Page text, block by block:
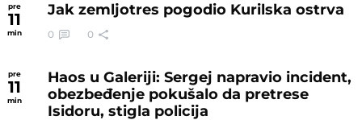
pre
11
min
Jak zemljotres pogodio Kurilska ostrva
0 0
pre
11
min
Haos u Galeriji: Sergej napravio incident,
obezbeđenje pokušalo da pretrese
Isidoru, stigla policija